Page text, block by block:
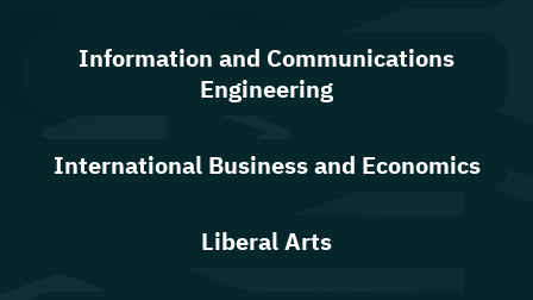
Information and Communications
Engineering
International Business and Economics
Liberal Arts